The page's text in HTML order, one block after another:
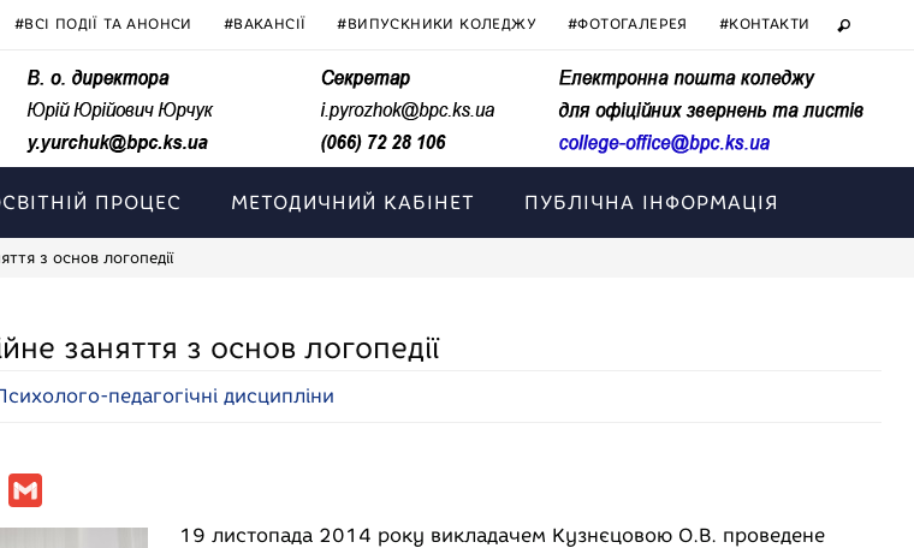
#ВСІ ПОДІЇ ТА АНОНСИ #ВАКАНСІЇ #ВИПУСКНИКИ КОЛЕДЖУ #ФОТОГАЛЕРЕЯ #КОНТАКТИ
ПРОЦЕС МЕТОДИЧНИЙ КАБІНЕТ ПУБЛІЧНА ІНФОРМАЦІЯ
з основ логопедії
заняття з основ логопедії
педагогічні дисципліни
W
h
m
19 листопада 2014 року викладачем Кузнєцовою О.В. проведене